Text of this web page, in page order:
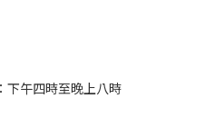
：下午四時至晚上八時